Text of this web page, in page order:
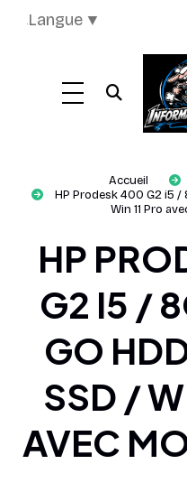
Ouvrir
Accueil
HP Prodesk 400 G2 i5 /
Win 11 Pro
HP PRODESK 400
G2 I5 /
GO
SSD /
AVEC
Langue ▼